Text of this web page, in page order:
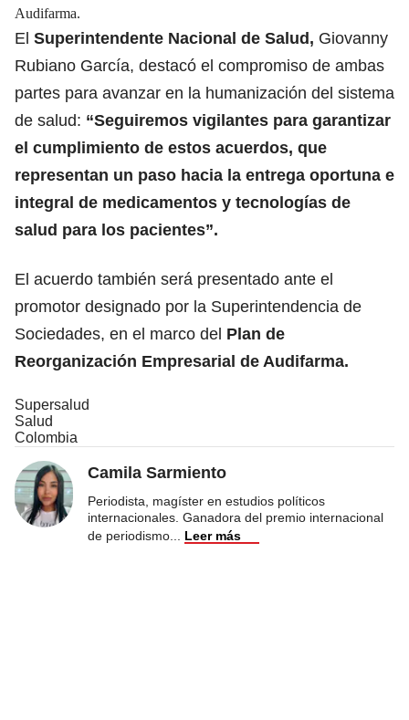
Audifarma.
El Superintendente Nacional de Salud, Giovanny
Rubiano García, destacó el compromiso de ambas
partes para avanzar en la humanización del sistema
de salud: “Seguiremos vigilantes para garantizar
el cumplimiento de estos acuerdos, que
representan un paso hacia la entrega oportuna e
integral de medicamentos y tecnologías de
salud para los pacientes”.
El acuerdo también será presentado ante el
promotor designado por la Superintendencia de
Sociedades, en el marco del Plan de
Reorganización Empresarial de Audifarma.
Supersalud
Salud
Colombia
Camila Sarmiento
Periodista, magíster en estudios políticos
internacionales. Ganadora del premio internacional
de periodismo
Leer más